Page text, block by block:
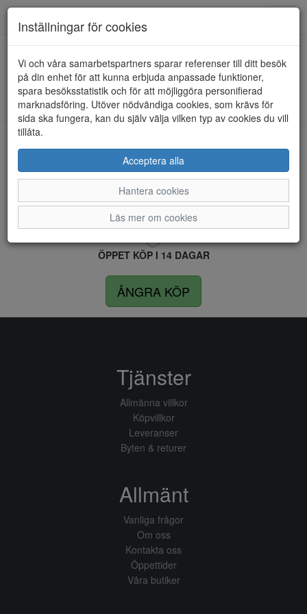
HEM TAMARIS COMFORT
Kunde inte hitta några artiklar...
LEVERANS INOM 4 DAGAR INOM SVERIGE
FRI FRAKT VID KÖP ÖVER 1.500 KR
ÖPPET KÖP I 14 DAGAR
ÅNGRA KÖP
Inställningar för cookies
Vi och våra samarbetspartners sparar referenser till ditt besök
på din enhet för att kunna erbjuda anpassade funktioner,
spara besöksstatistik och för att möjliggöra personifierad
marknadsföring. Utöver nödvändiga cookies, som krävs för
sida ska fungera, kan du själv välja vilken typ av cookies du vill
tillåta.
Acceptera alla
Hantera cookies
Läs mer om cookies
Tjänster
Allmänna villkor
Köpvillkor
Leveranser
Byten & returer
Allmänt
Vanliga frågor
Om oss
Kontakta oss
Öppettider
Våra butiker